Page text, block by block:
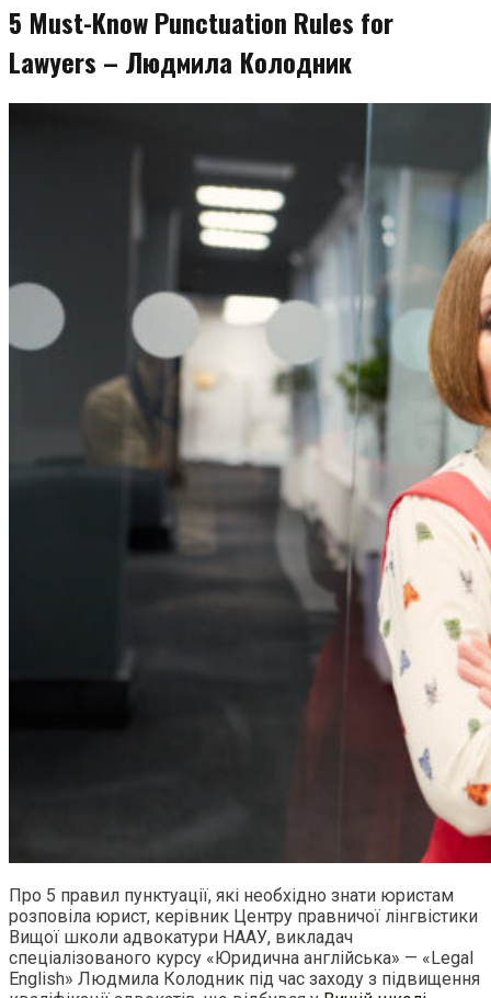
5 Must-Know Punctuation Rules for
Lawyers – Людмила Колодник
Про 5 правил пунктуації, які необхідно знати юристам
розповіла юрист, керівник Центру правничої лінгвістики
Вищої школи адвокатури НААУ, викладач
спеціалізованого курсу «Юридична англійська» — «Legal
English» Людмила Колодник під час заходу з підвищення